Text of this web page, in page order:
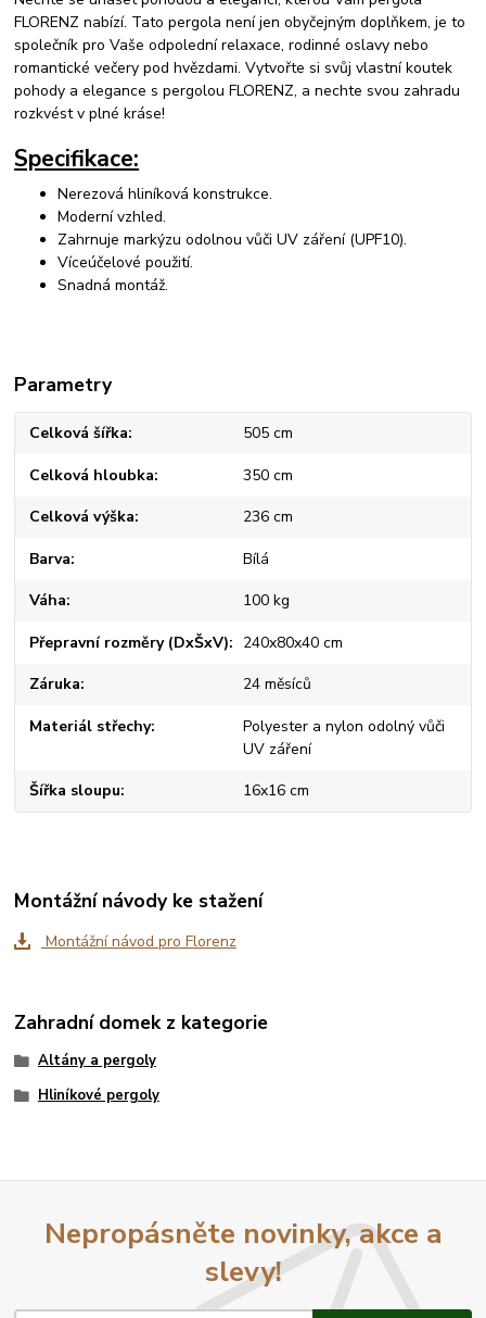
FLORENZ nabízí. Tato pergola není jen obyčejným doplňkem, je to
společník pro Vaše odpolední relaxace, rodinné oslavy nebo
romantické večery pod hvězdami. Vytvořte si svůj vlastní koutek
pohody a elegance s pergolou FLORENZ, a nechte svou zahradu
rozkvést v plné kráse!
Specifikace:
Nerezová hliníková konstrukce.
Moderní vzhled.
Zahrnuje markýzu odolnou vůči UV záření (UPF10).
Víceúčelové použití.
Snadná montáž.
Parametry
Celková šířka 505 cm
Celková hloubka 350 cm
Celková výška 236 cm
Barva Bílá
Váha 100 kg
Přepravní rozměry (DxŠxV) 240x80x40 cm
Záruka 24 měsíců
Materiál střechy
Polyester a nylon odolný vůči
UV záření
Šířka sloupu 16x16 cm
Montážní návody ke stažení
Montážní návod pro Florenz
Zahradní domek z kategorie
Altány a pergoly
Hliníkové pergoly
Nepropásněte novinky, akce a
slevy!